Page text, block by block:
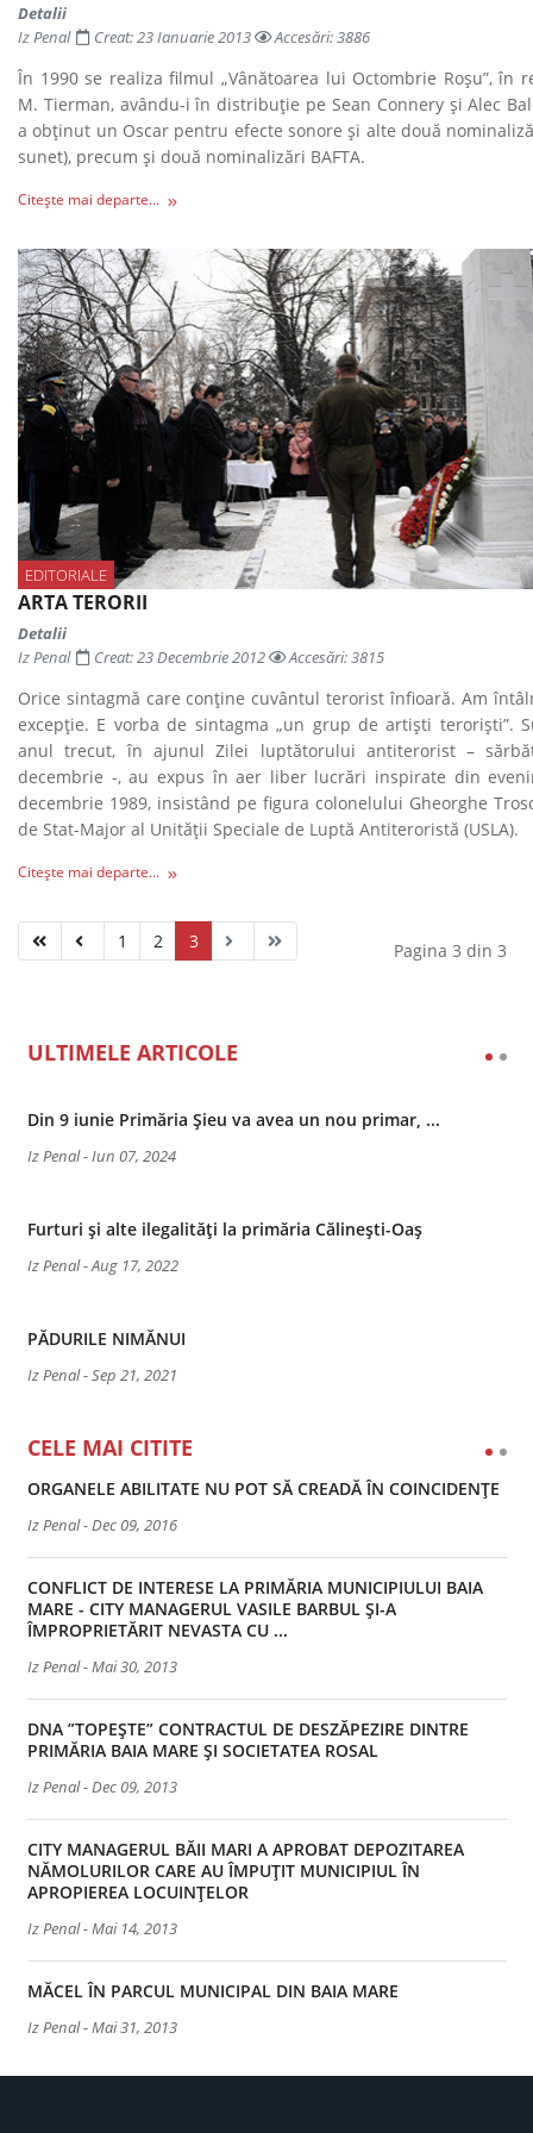
Detalii
Iz Penal
Creat: 23 Ianuarie 2013 Accesări: 3886
În 1990 se realiza filmul „Vânătoarea lui Octombrie Roşu”, în
M. Tierman, avându-i în distribuţie pe Sean Connery şi Alec
a obţinut un Oscar pentru efecte sonore şi alte două
sunet), precum şi două nominalizări BAFTA.
Citește mai departe...
EDITORIALE
ARTA TERORII
Detalii
Iz Penal
Creat: 23 Decembrie 2012 Accesări: 3815
Orice sintagmă care conţine cuvântul terorist înfioară. Am
excepţie. E vorba de sintagma „un grup de artişti terorişti”.
anul trecut, în ajunul Zilei luptătorului antiterorist –
decembrie -, au expus în aer liber lucrări inspirate din
decembrie 1989, insistând pe figura colonelului Gheorghe
de Stat-Major al Unităţii Speciale de Luptă Antiteroristă (USLA).
Citește mai departe...
Pagina 3 din 3
1 2 3
ULTIMELE ARTICOLE
Din 9 iunie Primăria Șieu va avea un nou primar, ...
Iz Penal-Iun 07, 2024
Furturi și alte ilegalități la primăria Călinești-Oaș
Iz Penal-Aug 17, 2022
PĂDURILE NIMĂNUI
Iz Penal-Sep 21, 2021
CELE MAI CITITE
ORGANELE ABILITATE NU POT SĂ CREADĂ ÎN COINCIDENȚE
Iz Penal-Dec 09, 2016
CONFLICT DE INTERESE LA PRIMĂRIA MUNICIPIULUI BAIA
MARE - CITY MANAGERUL VASILE BARBUL ȘI-A
ÎMPROPRIETĂRIT NEVASTA CU ...
Iz Penal-Mai 30, 2013
DNA ”TOPEȘTE” CONTRACTUL DE DESZĂPEZIRE DINTRE
PRIMĂRIA BAIA MARE ȘI SOCIETATEA ROSAL
Iz Penal-Dec 09, 2013
CITY MANAGERUL BĂII MARI A APROBAT DEPOZITAREA
NĂMOLURILOR CARE AU ÎMPUȚIT MUNICIPIUL ÎN
APROPIEREA LOCUINȚELOR
Iz Penal-Mai 14, 2013
MĂCEL ÎN PARCUL MUNICIPAL DIN BAIA MARE
Iz Penal-Mai 31, 2013